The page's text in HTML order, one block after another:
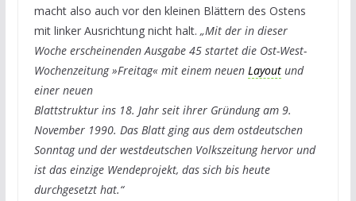
macht also auch vor den kleinen Blättern des Ostens
mit linker Ausrichtung nicht halt. „Mit der in dieser
Woche erscheinenden Ausgabe 45 startet die Ost-West-
Wochenzeitung »Freitag« mit einem neuen Layoutund
einer neuen
Blattstruktur ins 18. Jahr seit ihrer Gründung am 9.
November 1990. Das Blatt ging aus dem ostdeutschen
Sonntag und der westdeutschen Volkszeitung hervor und
ist das einzige Wendeprojekt, das sich bis heute
durchgesetzt hat.“